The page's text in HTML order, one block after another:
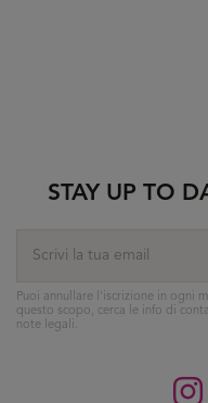
STAY UP TO
Puoi annullare l'iscrizione in ogni
questo scopo, cerca le info di
note legali.